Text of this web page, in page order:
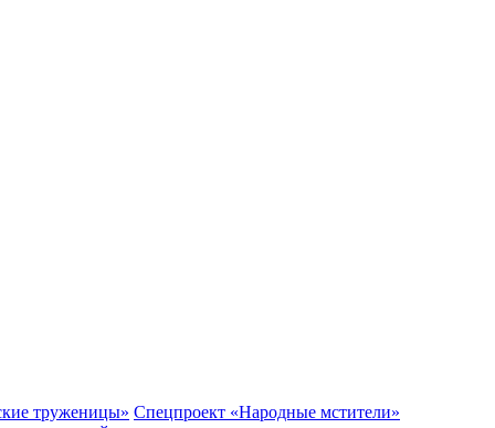
труженицы» Спецпроект «Народные мстители»